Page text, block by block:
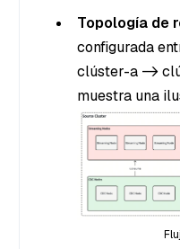
Topología de
configurada
clúster-a ->
muestra una